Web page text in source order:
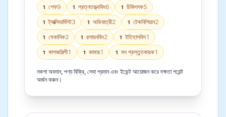
1 শেফ9 1 প্রত্নতত্ত্ববিদ6 1 চিকিৎসক5
1 ট্যাক্সিডার্মিস্ট3 1 অভিযাত্রী2 1 টেকনিশিয়ান2
1 মেকানিক2 1 রসায়নবিদ2 1 ইতিহাসবিদ1
1 কাগজশিল্পী1 1 কামার1 1 মদ প্রস্তুতকারক1
নকশা অবদান, পণ্য বিক্রি, সেবা প্রদান এবং ইভেন্ট আয়োজন করে দক্ষতা পয়েন্ট
অর্জন করুন।